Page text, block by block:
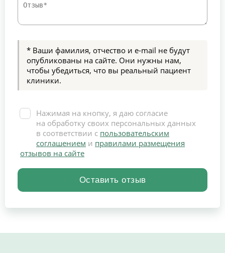
* Ваши фамилия, отчество и e-mail не будут
опубликованы на сайте. Они нужны нам,
чтобы убедиться, что вы реальный пациент
клиники.
Нажимая на кнопку, я даю согласие
на обработку своих персональных данных
в соответствии с пользовательским
соглашением и правилами размещения
отзывов на сайте